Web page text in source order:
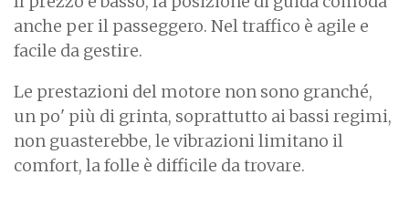
anche per il passeggero. Nel traffico è agile e
facile da gestire.
Le prestazioni del motore non sono granché,
un po' più di grinta, soprattutto ai bassi regimi,
non guasterebbe, le vibrazioni limitano il
comfort, la folle è difficile da trovare.